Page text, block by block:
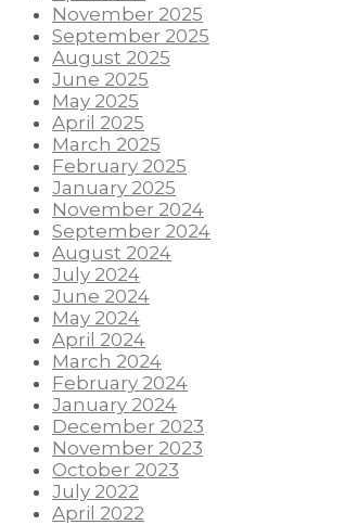
November 2025
September 2025
August 2025
June 2025
May 2025
April 2025
March 2025
February 2025
January 2025
November 2024
September 2024
August 2024
July 2024
June 2024
May 2024
April 2024
March 2024
February 2024
January 2024
December 2023
November 2023
October 2023
July 2022
April 2022